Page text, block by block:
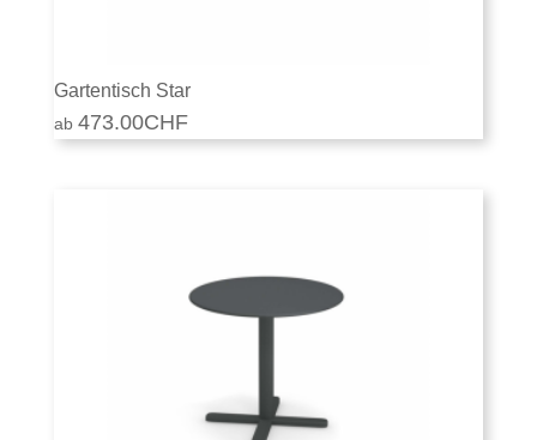
Gartentisch Star
473.00CHF